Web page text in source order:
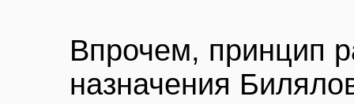
Впрочем, принцип
назначения